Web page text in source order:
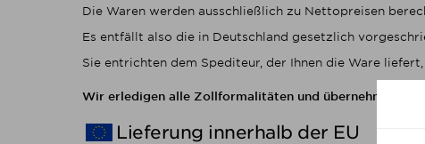
Die Waren werden ausschließlich zu Nettopreisen
Es entfällt also die in Deutschland gesetzlich
Sie entrichten dem Spediteur, der Ihnen die Ware
Wir erledigen alle Zollformalitäten und übernehmen
Lieferung innerhalb der EU